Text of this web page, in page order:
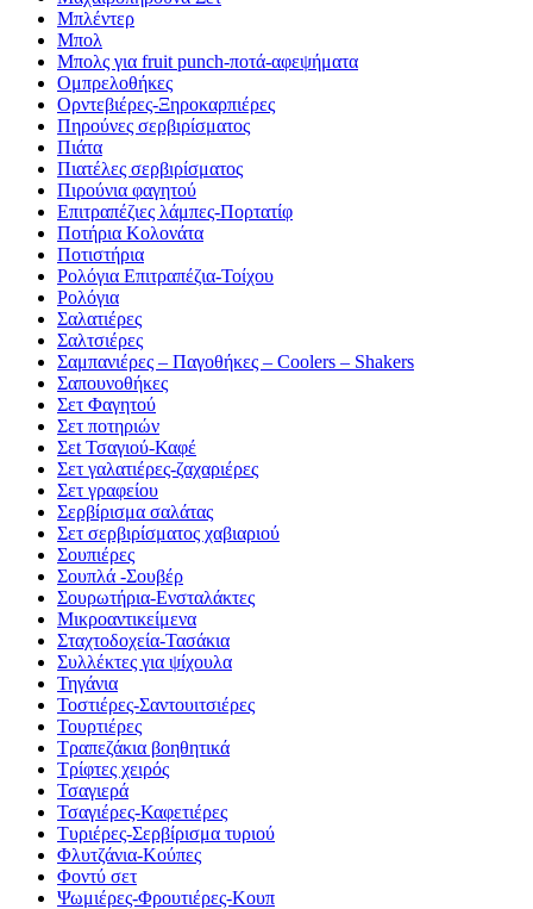
Μπλέντερ
Μπολ
Μπολς για fruit punch-ποτά-αφεψήματα
Ομπρελοθήκες
Ορντεβιέρες-Ξηροκαρπιέρες
Πηρούνες σερβιρίσματος
Πιάτα
Πιατέλες σερβιρίσματος
Πιρούνια φαγητού
Επιτραπέζιες λάμπες-Πορτατίφ
Ποτήρια Κολονάτα
Ποτιστήρια
Ρολόγια Επιτραπέζια-Τοίχου
Ρολόγια
Σαλατιέρες
Σαλτσιέρες
Σαμπανιέρες – Παγοθήκες – Coolers – Shakers
Σαπουνοθήκες
Σετ Φαγητού
Σετ ποτηριών
Σεt Τσαγιού-Καφέ
Σετ γαλατιέρες-ζαχαριέρες
Σετ γραφείου
Σερβίρισμα σαλάτας
Σετ σερβιρίσματος χαβιαριού
Σουπιέρες
Σουπλά -Σουβέρ
Σουρωτήρια-Ενσταλάκτες
Μικροαντικείμενα
Σταχτοδοχεία-Τασάκια
Συλλέκτες για ψίχουλα
Τηγάνια
Τοστιέρες-Σαντουιτσιέρες
Τουρτιέρες
Τραπεζάκια βοηθητικά
Τρίφτες χειρός
Τσαγιερά
Τσαγιέρες-Καφετιέρες
Τυριέρες-Σερβίρισμα τυριού
Φλυτζάνια-Κούπες
Φοντύ σετ
Ψωμιέρες-Φρουτιέρες-Κουπ